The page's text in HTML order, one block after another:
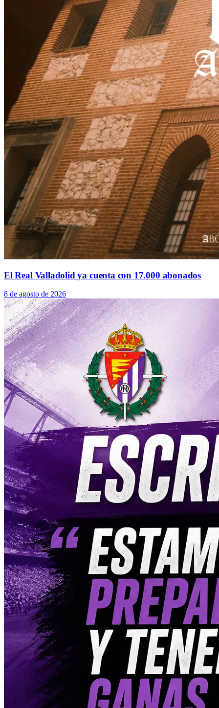
El Real Valladolid ya cuenta con 17.000 abonados
8 de agosto de 2026